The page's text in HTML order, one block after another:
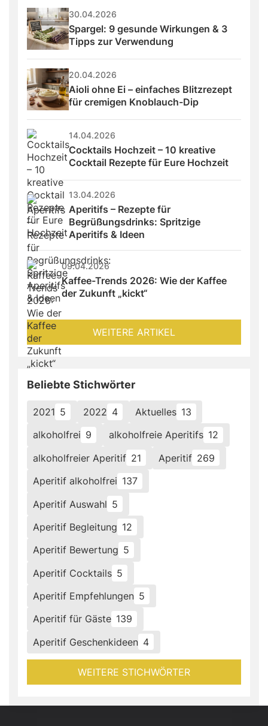
30.04.2026
Spargel: 9 gesunde Wirkungen & 3
Tipps zur Verwendung
20.04.2026
Aioli ohne Ei – einfaches Blitzrezept
für cremigen Knoblauch-Dip
14.04.2026
Cocktails Hochzeit – 10 kreative
Cocktail Rezepte für Eure Hochzeit
13.04.2026
Aperitifs – Rezepte für
Begrüßungsdrinks: Spritzige
Aperitifs & Ideen
09.04.2026
Kaffee-Trends 2026: Wie der Kaffee
der Zukunft „kickt“
WEITERE ARTIKEL
Beliebte Stichwörter
2021 5 2022 4 Aktuelles 13
alkoholfrei 9 alkoholfreie Aperitifs 12
alkoholfreier Aperitif 21 Aperitif 269
Aperitif alkoholfrei 137
Aperitif Auswahl 5
Aperitif Begleitung 12
Aperitif Bewertung 5
Aperitif Cocktails 5
Aperitif Empfehlungen 5
Aperitif für Gäste 139
Aperitif Geschenkideen 4
WEITERE STICHWÖRTER